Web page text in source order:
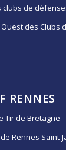
de
des Clubs
RENNES
Tir de Bretagne
Rennes Saint-